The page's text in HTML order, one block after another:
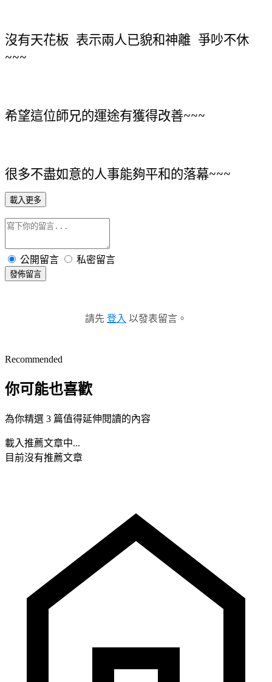
沒有天花板 表示兩人已貌和神離 爭吵不休
~~~
希望這位師兄的運途有獲得改善~~~
很多不盡如意的人事能夠平和的落幕~~~
載入更多
公開留言 私密留言
發佈留言
請先 登入 以發表留言。
Recommended
你可能也喜歡
為你精選 3 篇值得延伸閱讀的內容
載入推薦文章中...
目前沒有推薦文章